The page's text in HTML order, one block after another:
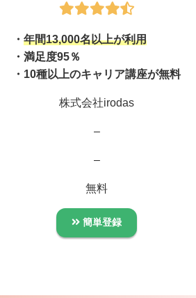
・ 年間13,000名以上が利用
・満足度95％
・10種以上のキャリア講座が無料
株式会社irodas
–
–
無料
簡単登録